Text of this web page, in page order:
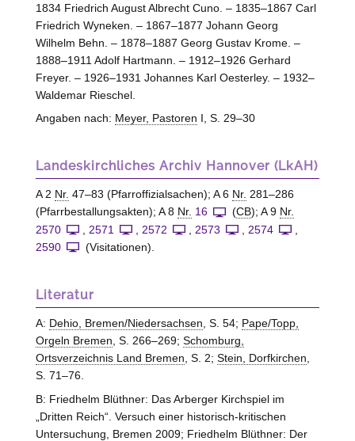
1834 Friedrich August Albrecht Cuno. – 1835–1867 Carl
Friedrich Wyneken. – 1867–1877 Johann Georg
Wilhelm Behn. – 1878–1887 Georg Gustav Krome. –
1888–1911 Adolf Hartmann. – 1912–1926 Gerhard
Freyer. – 1926–1931 Johannes Karl Oesterley. – 1932–
Waldemar Rieschel.
Angaben nach: Meyer, Pastoren I, S. 29–30
Landeskirchliches Archiv Hannover (LkAH)
A 2 Nr. 47–83 (Pfarroffizialsachen); A 6 Nr. 281–286
(Pfarrbestallungsakten); A 8 Nr. 16 (CB); A 9 Nr.
2570
, 2571 , 2572 , 2573 , 2574
,
2590
(Visitationen).
Literatur
A: Dehio, Bremen/Niedersachsen, S. 54; Pape/Topp,
Orgeln Bremen, S. 266–269; Schomburg,
Ortsverzeichnis Land Bremen, S. 2; Stein, Dorfkirchen,
S. 71–76.
B: Friedhelm Blüthner: Das Arberger Kirchspiel im
„Dritten Reich“. Versuch einer historisch-kritischen
Untersuchung, Bremen 2009; Friedhelm Blüthner: Der